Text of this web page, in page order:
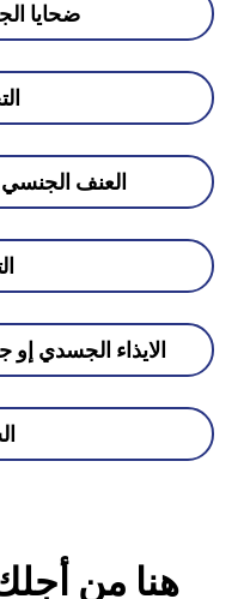
ضحايا
العنف الجنسي
الايذاء الجسدي إو
هنا من